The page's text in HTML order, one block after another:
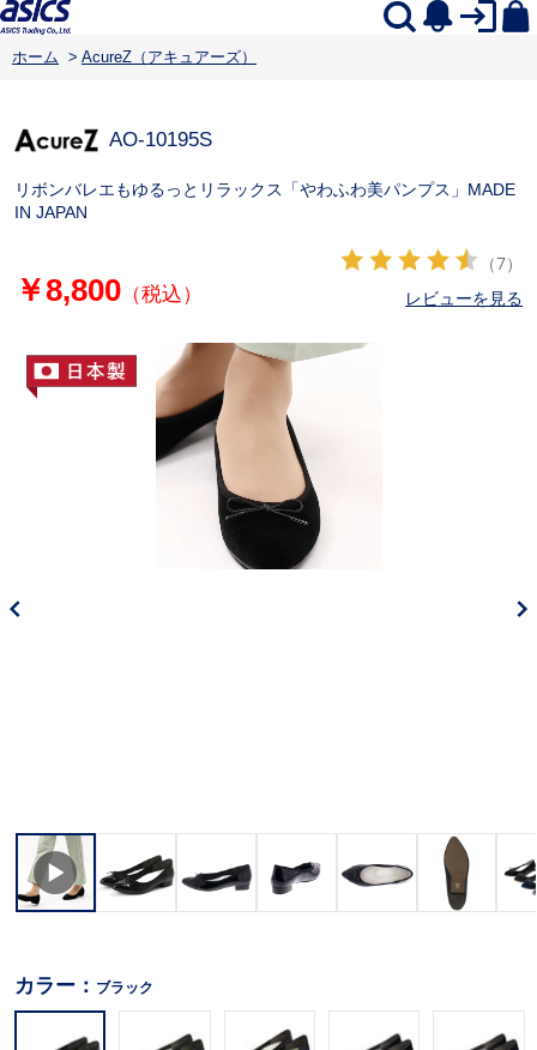
ホーム > AcureZ（アキュアーズ）
AO-10195S
リボンバレエもゆるっとリラックス「やわふわ美パンプス」MADE
IN JAPAN
￥8,800（税込）
（7）
レビューを見る
カラー： ブラック